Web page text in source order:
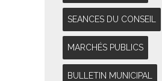
SEANCES DU CONSEIL
MARCHÉS PUBLICS
BULLETIN MUNICIPAL